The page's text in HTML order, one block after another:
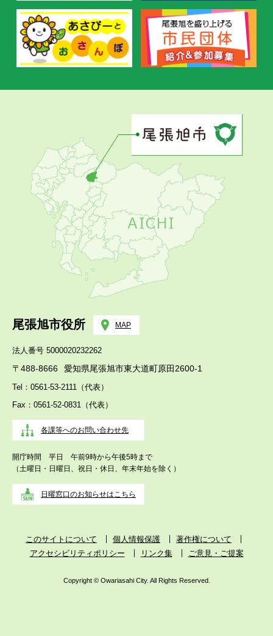
尾張旭市役所 MAP
法人番号 5000020232262
〒488-8666 愛知県尾張旭市東大道町原田2600-1
Tel：0561-53-2111（代表）
Fax：0561-52-0831（代表）
各課等へのお問い合わせ先
開庁時間 平日 午前9時から午後5時まで
（土曜日・日曜日、祝日・休日、年末年始を除く）
日曜窓口のお知らせはこちら
このサイトについて 個人情報保護
著作権について
アクセシビリティポリシー
リンク集 ご意見・ご提案
Copyright © Owariasahi City. All Rights Reserved.